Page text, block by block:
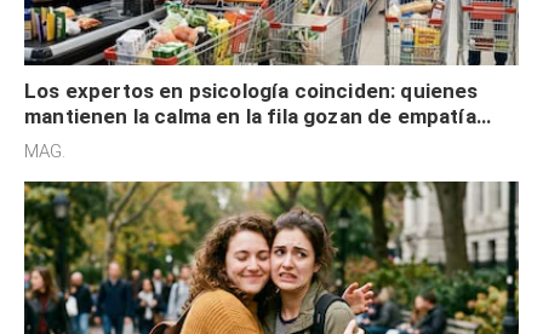
Los expertos en psicología coinciden: quienes
mantienen la calma en la fila gozan de empatía
cognitiva, gratitud y no solo tienen autocontrol
MAG.